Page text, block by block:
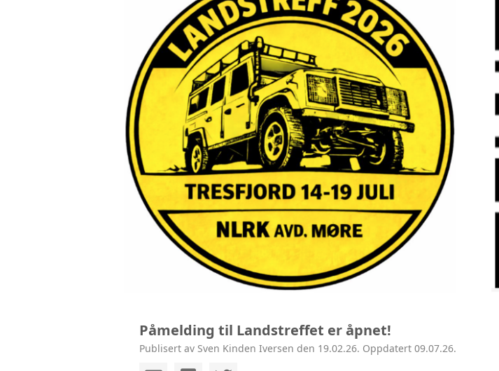
AVD SØR
AVD ROGALAND
AVD HORDALAND
AVD MØRE
AVD MIDT
AVD NORD
Påmelding til Landstreffet er åpnet!
Publisert av Sven Kinden Iversen den 19.02.26. Oppdatert 09.07.26.